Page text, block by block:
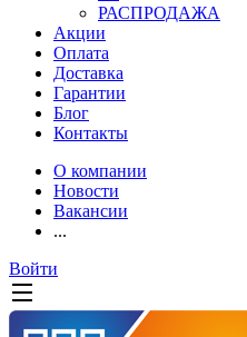
РАСПРОДАЖА
Акции
Оплата
Доставка
Гарантии
Блог
Контакты
О компании
Новости
Вакансии
...
Войти